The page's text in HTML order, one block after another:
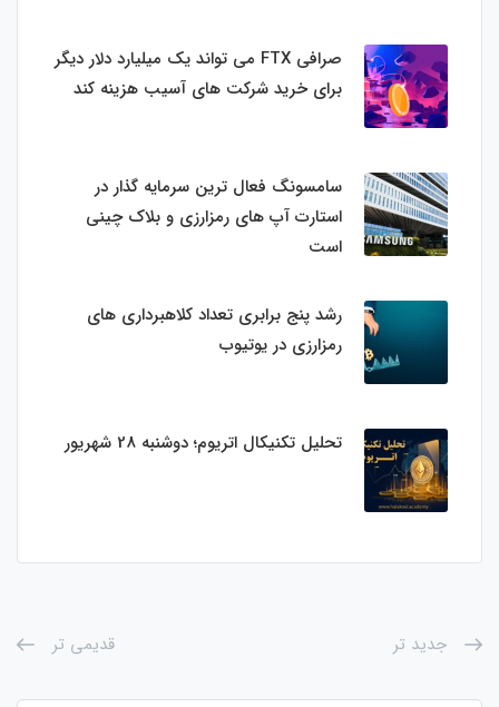
صرافی FTX می تواند یک میلیارد دلار دیگر
برای خرید شرکت های آسیب هزینه کند
سامسونگ فعال‌ ترین سرمایه‌ گذار در
استارت‌ آپ‌ های رمزارزی و بلاک چینی
است
رشد پنج برابری تعداد کلاهبرداری های
رمزارزی در یوتیوب
تحلیل تکنیکال اتریوم؛ دوشنبه 28 شهریور
جدید تر قدیمی تر